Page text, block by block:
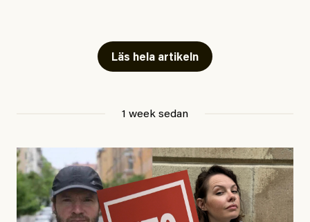
Läs hela artikeln
1 week sedan